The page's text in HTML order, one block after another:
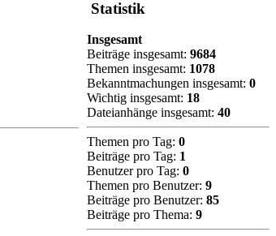
Statistik
Insgesamt
Beiträge insgesamt: 9684
Themen insgesamt: 1078
Bekanntmachungen insgesamt: 0
Wichtig insgesamt: 18
Dateianhänge insgesamt: 40
Themen pro Tag: 0
Beiträge pro Tag: 1
Benutzer pro Tag: 0
Themen pro Benutzer: 9
Beiträge pro Benutzer: 85
Beiträge pro Thema: 9